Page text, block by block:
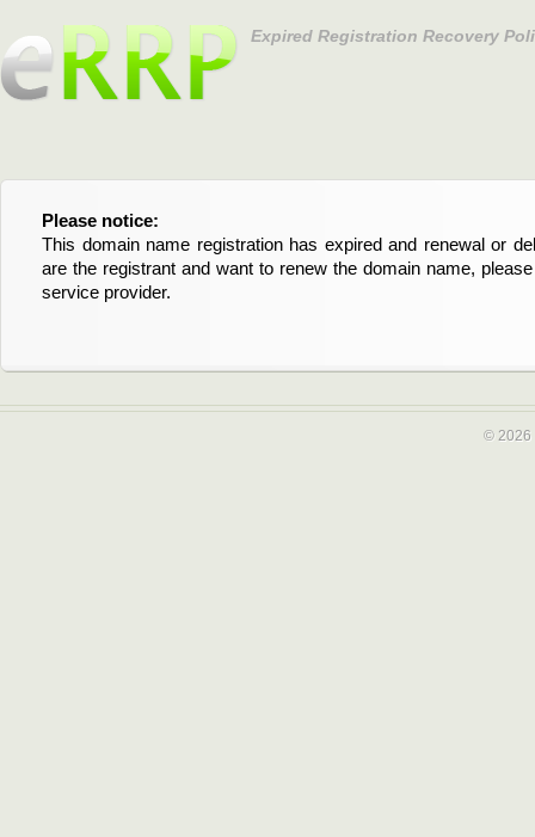
Expired Registration Recovery
Please notice:
This domain name registration has expired and renewal or
are the registrant and want to renew the domain name,
service provider.
Bitte beachten Sie:
Diese Domainregistrierung ist abgelaufen und die
Domain stehen an. Wenn Sie der Registrant sind und
verlängern möchten, kontaktieren Sie bitte Ihren Service-
© 2026